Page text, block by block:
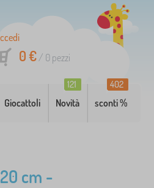
0 €/ 0 pezzi
Giocattoli Novità
121
sconti %
402
cm -